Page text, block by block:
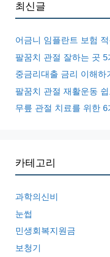
최신글
어금니 임플란트 보험
팔꿈치 관절 잘하는 곳 5
중금리대출 금리 이해하
팔꿈치 관절 재활운동
무릎 관절 치료를 위한 6
카테고리
과학의신비
눈썹
민생회복지원금
보청기